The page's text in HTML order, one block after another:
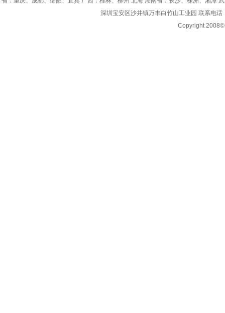
深圳宝安区沙井镇万丰白竹山工业园 联系
Copyright